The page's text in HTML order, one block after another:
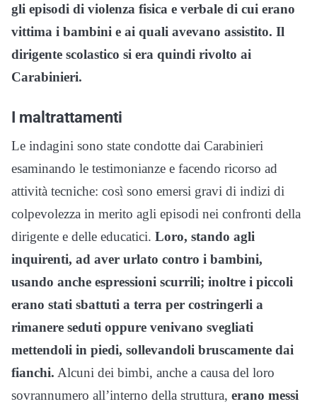
gli episodi di violenza fisica e verbale di cui erano
vittima i bambini e ai quali avevano assistito. Il
dirigente scolastico si era quindi rivolto ai
Carabinieri.
I maltrattamenti
Le indagini sono state condotte dai Carabinieri
esaminando le testimonianze e facendo ricorso ad
attività tecniche: così sono emersi gravi di indizi di
colpevolezza in merito agli episodi nei confronti della
dirigente e delle educatici. Loro, stando agli
inquirenti, ad aver urlato contro i bambini,
usando anche espressioni scurrili; inoltre i piccoli
erano stati sbattuti a terra per costringerli a
rimanere seduti oppure venivano svegliati
mettendoli in piedi, sollevandoli bruscamente dai
fianchi. Alcuni dei bimbi, anche a causa del loro
sovrannumero all’interno della struttura, erano messi